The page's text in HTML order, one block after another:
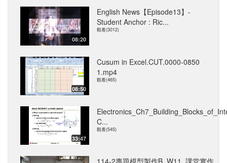
08:20
English News【Episode13】-
Student Anchor : Ric...
觀看(3012)
08:50
Cusum in Excel.CUT.0000-0850
1.mp4
觀看(465)
33:47
C...
觀看(545)